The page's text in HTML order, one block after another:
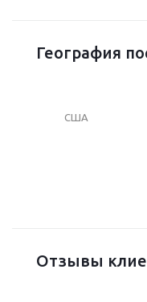
География
США
Отзывы